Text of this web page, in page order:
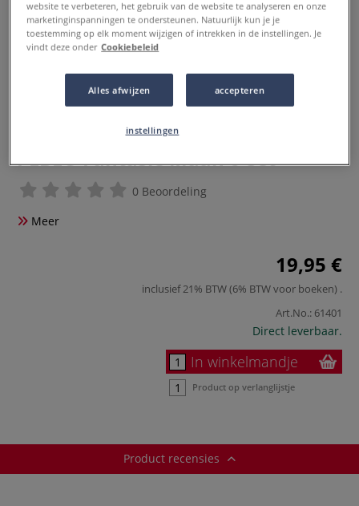
PÉBÉO Fantasie Maan 6-set
0 Beoordeling
Meer
19,95 €
inclusief 21% BTW (6% BTW voor boeken) .
Art.No.: 61401
Direct leverbaar.
In winkelmandje
Product op verlanglijstje
Product recensies
website te verbeteren, het gebruik van de website te analyseren en onze
marketinginspanningen te ondersteunen. Natuurlijk kun je je
toestemming op elk moment wijzigen of intrekken in de instellingen. Je
vindt deze onder Cookiebeleid
Alles afwijzen accepteren
instellingen